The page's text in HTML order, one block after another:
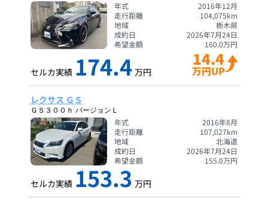
年式
2016年12月
走行距離
104,075km
地域
栃木県
成約日
2026年7月24日
希望金額
160.0万円
セルカ実績 174.4 万円
14.4
万円UP
レクサス ＧＳ
ＧＳ３００ｈ バージョンＬ
年式
2016年8月
走行距離
107,027km
地域
北海道
成約日
2026年7月24日
希望金額
155.0万円
セルカ実績 153.3 万円